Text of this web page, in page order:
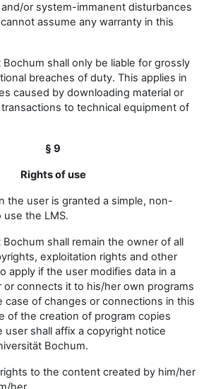
or system-immanent disturbances
assume any warranty in this
Bochum shall only be liable for grossly
breaches of duty. This applies in
caused by downloading material or
to technical equipment of
§ 9
Rights of use
the user is granted a simple, non-
the LMS.
Bochum shall remain the owner of all
exploitation rights and other
apply if the user modifies data in a
or connects it to his/her own programs
case of changes or connections in this
of the creation of program copies
user shall affix a copyright notice
Bochum.
to the content created by him/her